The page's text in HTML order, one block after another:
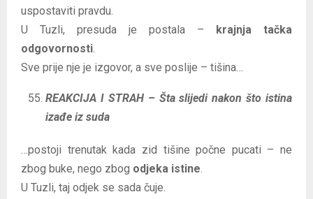
uspostaviti pravdu.
U Tuzli, presuda je postala –
krajnja tačka
odgovornosti.
Sve prije nje je izgovor, a sve poslije – tišina…
REAKCIJA I STRAH – Šta slijedi nakon što istina
izađe iz suda
…postoji trenutak kada zid tišine počne pucati – ne
zbog buke, nego zbog odjeka istine.
U Tuzli, taj odjek se sada čuje.